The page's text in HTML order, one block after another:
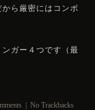
ら厳密にはコンボ
ガー４つです（最
No Trackbacks